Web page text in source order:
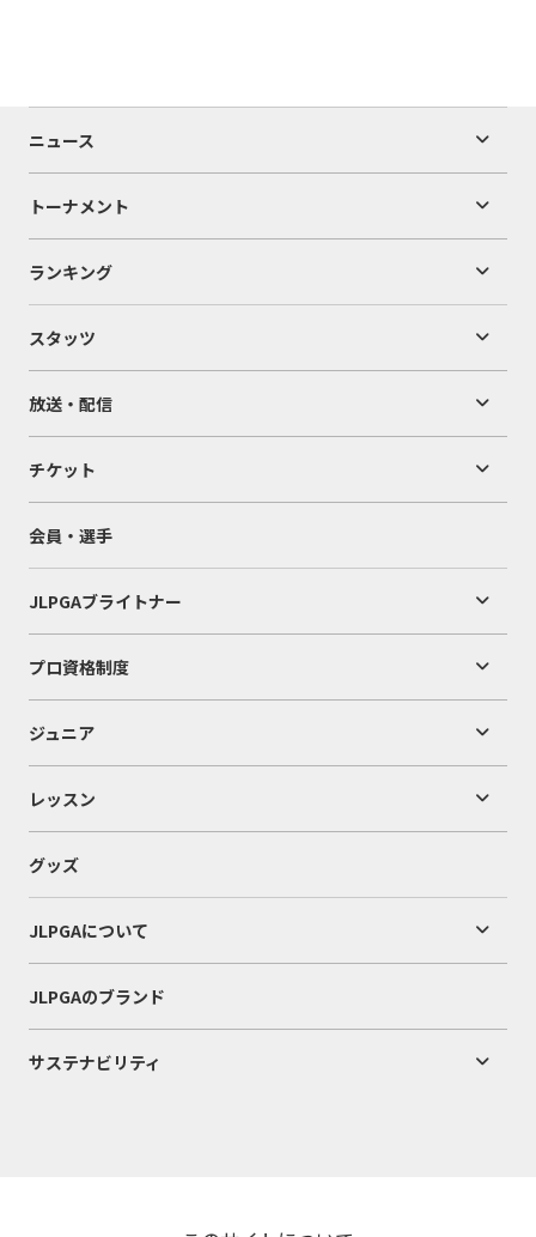
ニュース
トーナメント
ランキング
スタッツ
放送・配信
チケット
会員・選手
JLPGAブライトナー
プロ資格制度
ジュニア
レッスン
グッズ
JLPGAについて
JLPGAのブランド
サステナビリティ